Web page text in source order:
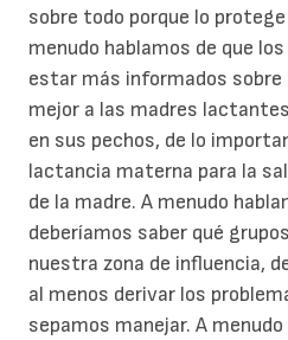
sobre todo porque lo protege
menudo hablamos de que
estar más informados
mejor a las madres
en sus pechos, de lo
lactancia materna para la
de la madre. A menudo
deberíamos saber qué
nuestra zona de influencia,
al menos derivar los
sepamos manejar. A